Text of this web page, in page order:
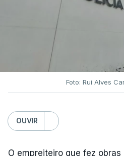
Foto: Rui Alves
OUVIR
O empreiteiro que fez